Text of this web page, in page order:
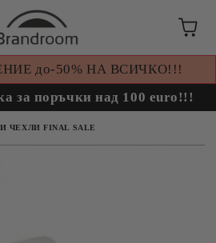
до-50% НА ВСИЧКО!!!
за поръчки над 100 euro!!!
FINAL SALE